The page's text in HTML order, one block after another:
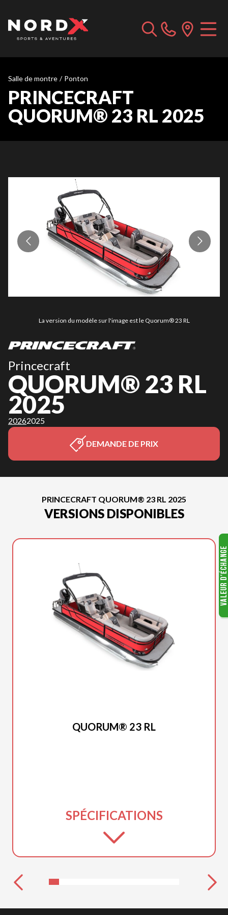
Salle de montre / Ponton
PRINCECRAFT
QUORUM® 23 RL 2025
La version du modèle sur l'image est le Quorum® 23 RL
Princecraft
QUORUM® 23 RL
2025
20262025
DEMANDE DE PRIX
PRINCECRAFT QUORUM® 23 RL 2025
VERSIONS DISPONIBLES
QUORUM® 23 RL
SPÉCIFICATIONS